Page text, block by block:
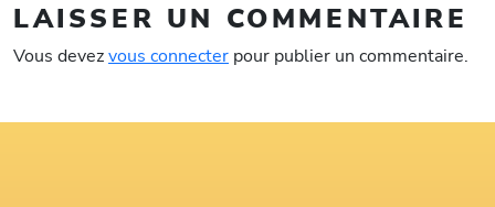
LAISSER UN COMMENTAIRE
Vous devezvous connecter pour publier un commentaire.